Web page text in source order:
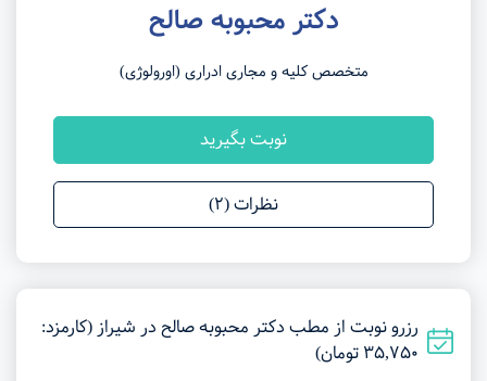
دکتر محبوبه صالح
متخصص کلیه و مجاری ادراری (اورولوژی)
نوبت بگیرید
نظرات (2)
رزرو نوبت از مطب دکتر محبوبه صالح در شیراز (کارمزد:
35,750 تومان)